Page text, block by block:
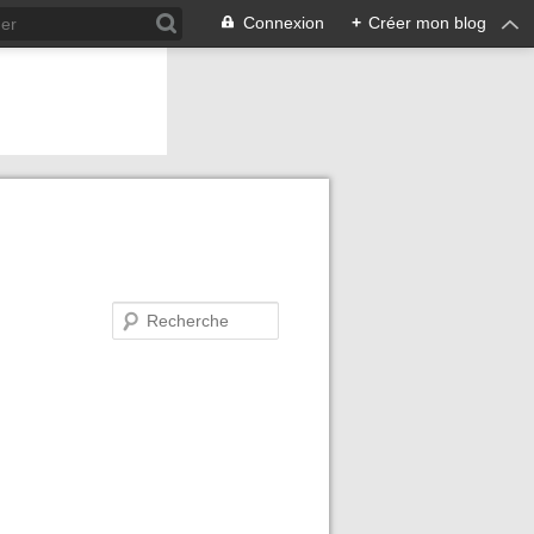
Connexion + Créer mon blog